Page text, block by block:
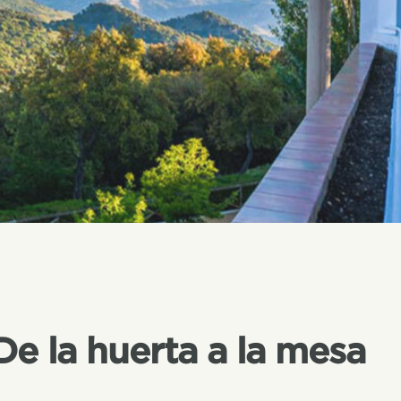
la huerta a la mesa